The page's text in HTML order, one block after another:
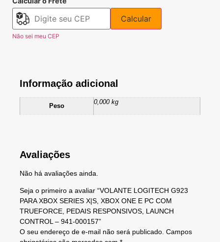
Calcular
Não sei meu CEP
Informação adicional
Peso
0,000 kg
Avaliações
Não há avaliações ainda.
Seja o primeiro a avaliar “VOLANTE LOGITECH G923
PARA XBOX SERIES X|S, XBOX ONE E PC COM
TRUEFORCE, PEDAIS RESPONSIVOS, LAUNCH
CONTROL – 941-000157”
O seu endereço de e-mail não será publicado. Campos